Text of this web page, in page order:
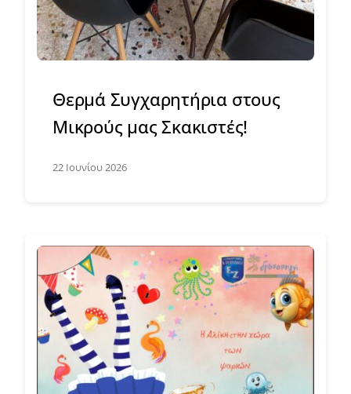
Θερμά Συγχαρητήρια στους
Μικρούς μας Σκακιστές!
22 Ιουνίου 2026